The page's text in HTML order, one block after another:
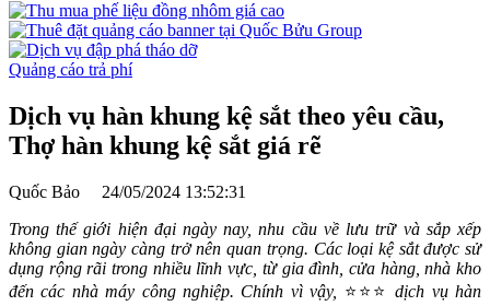
Quảng cáo trả phí
Dịch vụ hàn khung kệ sắt theo yêu cầu,
Thợ hàn khung kệ sắt giá rẽ
Quốc Bảo 24/05/2024 13:52:31
Trong thế giới hiện đại ngày nay, nhu cầu về lưu trữ và sắp xếp
không gian ngày càng trở nên quan trọng. Các loại kệ sắt được sử
dụng rộng rãi trong nhiều lĩnh vực, từ gia đình, cửa hàng, nhà kho
đến các nhà máy công nghiệp. Chính vì vậy, ⭐⭐⭐dịch vụ hàn